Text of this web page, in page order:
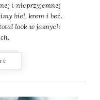
i nieprzyjemnej
biel, krem i beż.
look w jasnych